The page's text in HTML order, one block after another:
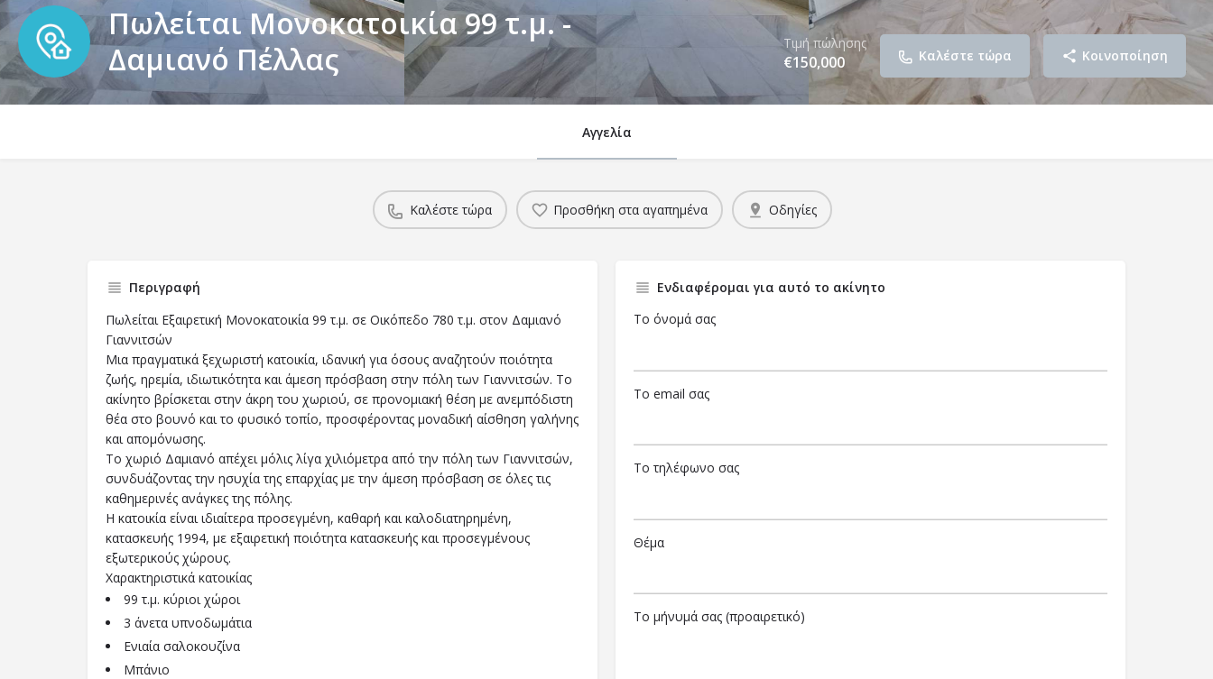
Πωλείται Μονοκατοικία 99 τ.μ. -
Δαμιανό Πέλλας
Τιμή πώλησης
€150,000 Καλέστε τώρα Κοινοποίηση
Αγγελία
Καλέστε τώρα Προσθήκη στα αγαπημένα Οδηγίες
Περιγραφή
Πωλείται Εξαιρετική Μονοκατοικία 99 τ.μ. σε Οικόπεδο 780 τ.μ. στον Δαμιανό
Γιαννιτσών
Μια πραγματικά ξεχωριστή κατοικία, ιδανική για όσους αναζητούν ποιότητα
ζωής, ηρεμία, ιδιωτικότητα και άμεση πρόσβαση στην πόλη των Γιαννιτσών. Το
ακίνητο βρίσκεται στην άκρη του χωριού, σε προνομιακή θέση με ανεμπόδιστη
θέα στο βουνό και το φυσικό τοπίο, προσφέροντας μοναδική αίσθηση γαλήνης
και απομόνωσης.
Το χωριό Δαμιανό απέχει μόλις λίγα χιλιόμετρα από την πόλη των Γιαννιτσών,
συνδυάζοντας την ησυχία της επαρχίας με την άμεση πρόσβαση σε όλες τις
καθημερινές ανάγκες της πόλης.
Η κατοικία είναι ιδιαίτερα προσεγμένη, καθαρή και καλοδιατηρημένη,
κατασκευής 1994, με εξαιρετική ποιότητα κατασκευής και προσεγμένους
εξωτερικούς χώρους.
Χαρακτηριστικά κατοικίας
99 τ.μ. κύριοι χώροι
3 άνετα υπνοδωμάτια
Ενιαία σαλοκουζίνα
Μπάνιο
Ενδιαφέρομαι για αυτό το ακίνητο
Το όνομά σας
Το email σας
Το τηλέφωνο σας
Θέμα
Το μήνυμά σας (προαιρετικό)